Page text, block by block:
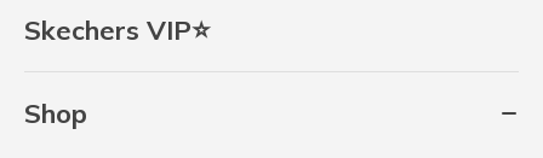
Skechers VIP⭐
Shop